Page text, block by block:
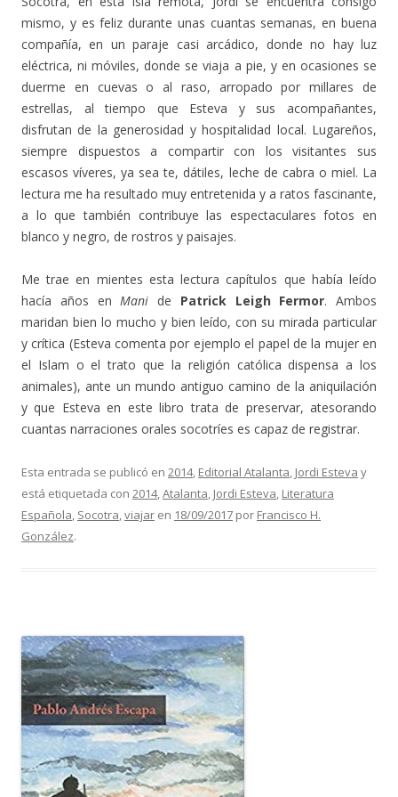
mismo, y es feliz durante unas cuantas semanas, en buena
compañía, en un paraje casi arcádico, donde no hay luz
eléctrica, ni móviles, donde se viaja a pie, y en ocasiones se
duerme en cuevas o al raso, arropado por millares de
estrellas, al tiempo que Esteva y sus acompañantes,
disfrutan de la generosidad y hospitalidad local. Lugareños,
siempre dispuestos a compartir con los visitantes sus
escasos víveres, ya sea te, dátiles, leche de cabra o miel. La
lectura me ha resultado muy entretenida y a ratos fascinante,
a lo que también contribuye las espectaculares fotos en
blanco y negro, de rostros y paisajes.
Me trae en mientes esta lectura capítulos que había leído
hacía años enMani de Patrick Leigh Fermor. Ambos
maridan bien lo mucho y bien leído, con su mirada particular
y crítica (Esteva comenta por ejemplo el papel de la mujer en
el Islam o el trato que la religión católica dispensa a los
animales), ante un mundo antiguo camino de la aniquilación
y que Esteva en este libro trata de preservar, atesorando
cuantas narraciones orales socotríes es capaz de registrar.
Esta entrada se publicó en 2014, Editorial Atalanta, Jordi Esteva y
está etiquetada con 2014,Atalanta, Jordi Esteva, Literatura
Española, Socotra,viajar en 18/09/2017 por Francisco H.
González.